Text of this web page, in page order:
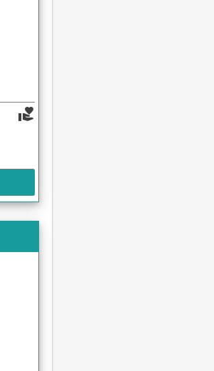
volunteer_activism